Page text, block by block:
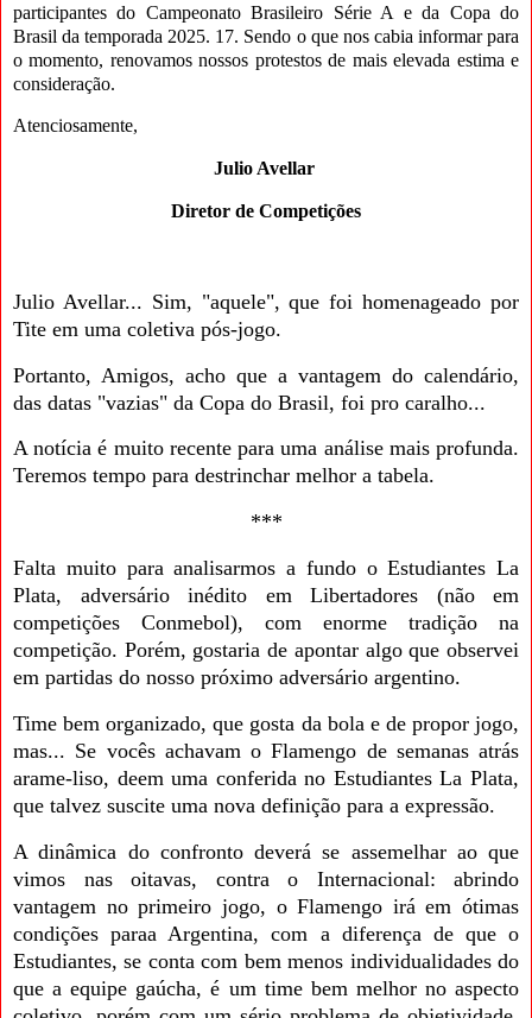
participantes do Campeonato Brasileiro Série A e da Copa do
Brasil da temporada 2025. 17. Sendo o que nos cabia informar para
o momento, renovamos nossos protestos de mais elevada estima e
consideração.
Atenciosamente,
Julio Avellar
Diretor de Competições
Julio Avellar... Sim, "aquele", que foi homenageado por
Tite em uma coletiva pós-jogo.
Portanto, Amigos, acho que a vantagem do calendário,
das datas "vazias" da Copa do Brasil, foi pro caralho...
A notícia é muito recente para uma análise mais profunda.
Teremos tempo para destrinchar melhor a tabela.
***
Falta muito para analisarmos a fundo o Estudiantes La
Plata, adversário inédito em Libertadores (não em
competições Conmebol), com enorme tradição na
competição. Porém, gostaria de apontar algo que observei
em partidas do nosso próximo adversário argentino.
Time bem organizado, que gosta da bola e de propor jogo,
mas... Se vocês achavam o Flamengo de semanas atrás
arame-liso, deem uma conferida no Estudiantes La Plata,
que talvez suscite uma nova definição para a expressão.
A dinâmica do confronto deverá se assemelhar ao que
vimos nas oitavas, contra o Internacional: abrindo
vantagem no primeiro jogo, o Flamengo irá em ótimas
condições paraa Argentina, com a diferença de que o
Estudiantes, se conta com bem menos individualidades do
que a equipe gaúcha, é um time bem melhor no aspecto